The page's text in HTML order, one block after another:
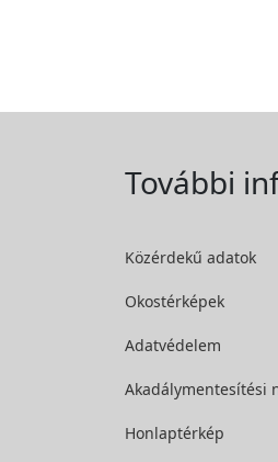
További
Közérdekű adatok
Okostérképek
Adatvédelem
Akadálymentesítési
Honlaptérkép